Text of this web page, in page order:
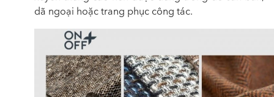
dã ngoại hoặc trang phục công tác.